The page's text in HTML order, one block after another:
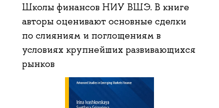
Школы финансов НИУ ВШЭ. В книге
авторы оценивают основные сделки
по слияниям и поглощениям в
условиях крупнейших развивающихся
рынков